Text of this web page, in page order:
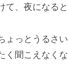
て、夜になる
ょっとうるさ
く聞こえなく